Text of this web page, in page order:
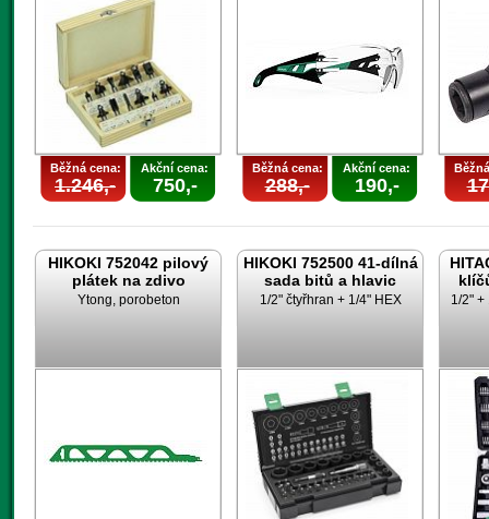
Běžná cena:
1.246,-
Akční cena:
750,-
Běžná cena:
288,-
Akční cena:
190,-
HIKOKI 752042 pilový
plátek na zdivo
Ytong, porobeton
HIKOKI 752500 41-dílná
sada bitů a hlavic
1/2" čtyřhran + 1/4" HEX 1/2" +